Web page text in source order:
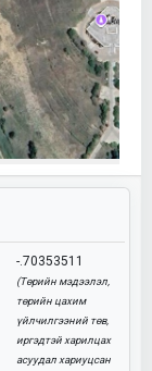
-.70353511
(Төрийн мэдээлэл,
төрийн цахим
үйлчилгээний төв,
иргэдтэй харилцах
асуудал хариуцсан